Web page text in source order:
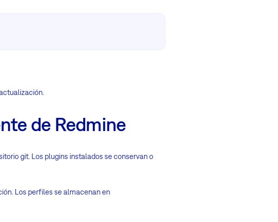
de Redmine
git. Los plugins instalados se conservan o
Los perfiles se almacenan en